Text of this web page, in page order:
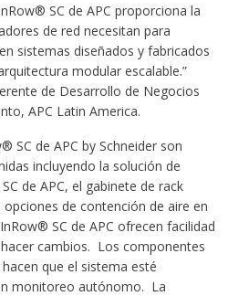
SC de APC proporciona la
de red necesitan para
sistemas diseñados y fabricados
modular escalable.”
de Desarrollo de Negocios
APC Latin America.
SC de APC by Schneider son
incluyendo la solución de
de APC, el gabinete de rack
opciones de contención de aire en
SC de APC ofrecen facilidad
cambios. Los componentes
que el sistema esté
monitoreo autónomo. La